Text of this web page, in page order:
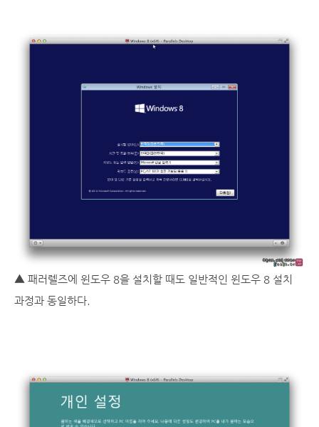
▲ 패러렐즈에 윈도우 8을 설치할 때도 일반적인 윈도우 8 설치
과정과 동일하다.